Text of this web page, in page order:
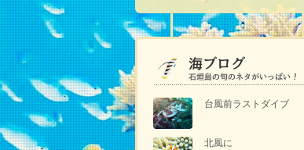
台風前ラストダイブ
北風に